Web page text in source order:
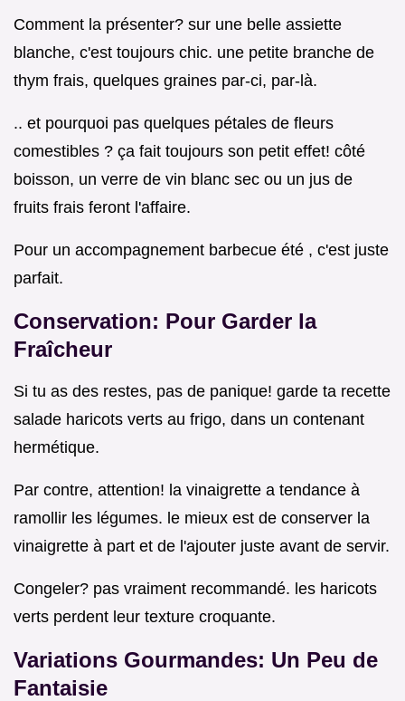
Comment la présenter? sur une belle assiette
blanche, c'est toujours chic. une petite branche de
thym frais, quelques graines par-ci, par-là.
.. et pourquoi pas quelques pétales de fleurs
comestibles ? ça fait toujours son petit effet! côté
boisson, un verre de vin blanc sec ou un jus de
fruits frais feront l'affaire.
Pour un accompagnement barbecue été , c'est juste
parfait.
Conservation: Pour Garder la
Fraîcheur
Si tu as des restes, pas de panique! garde ta recette
salade haricots verts au frigo, dans un contenant
hermétique.
Par contre, attention! la vinaigrette a tendance à
ramollir les légumes. le mieux est de conserver la
vinaigrette à part et de l'ajouter juste avant de servir.
Congeler? pas vraiment recommandé. les haricots
verts perdent leur texture croquante.
Variations Gourmandes: Un Peu de
Fantaisie